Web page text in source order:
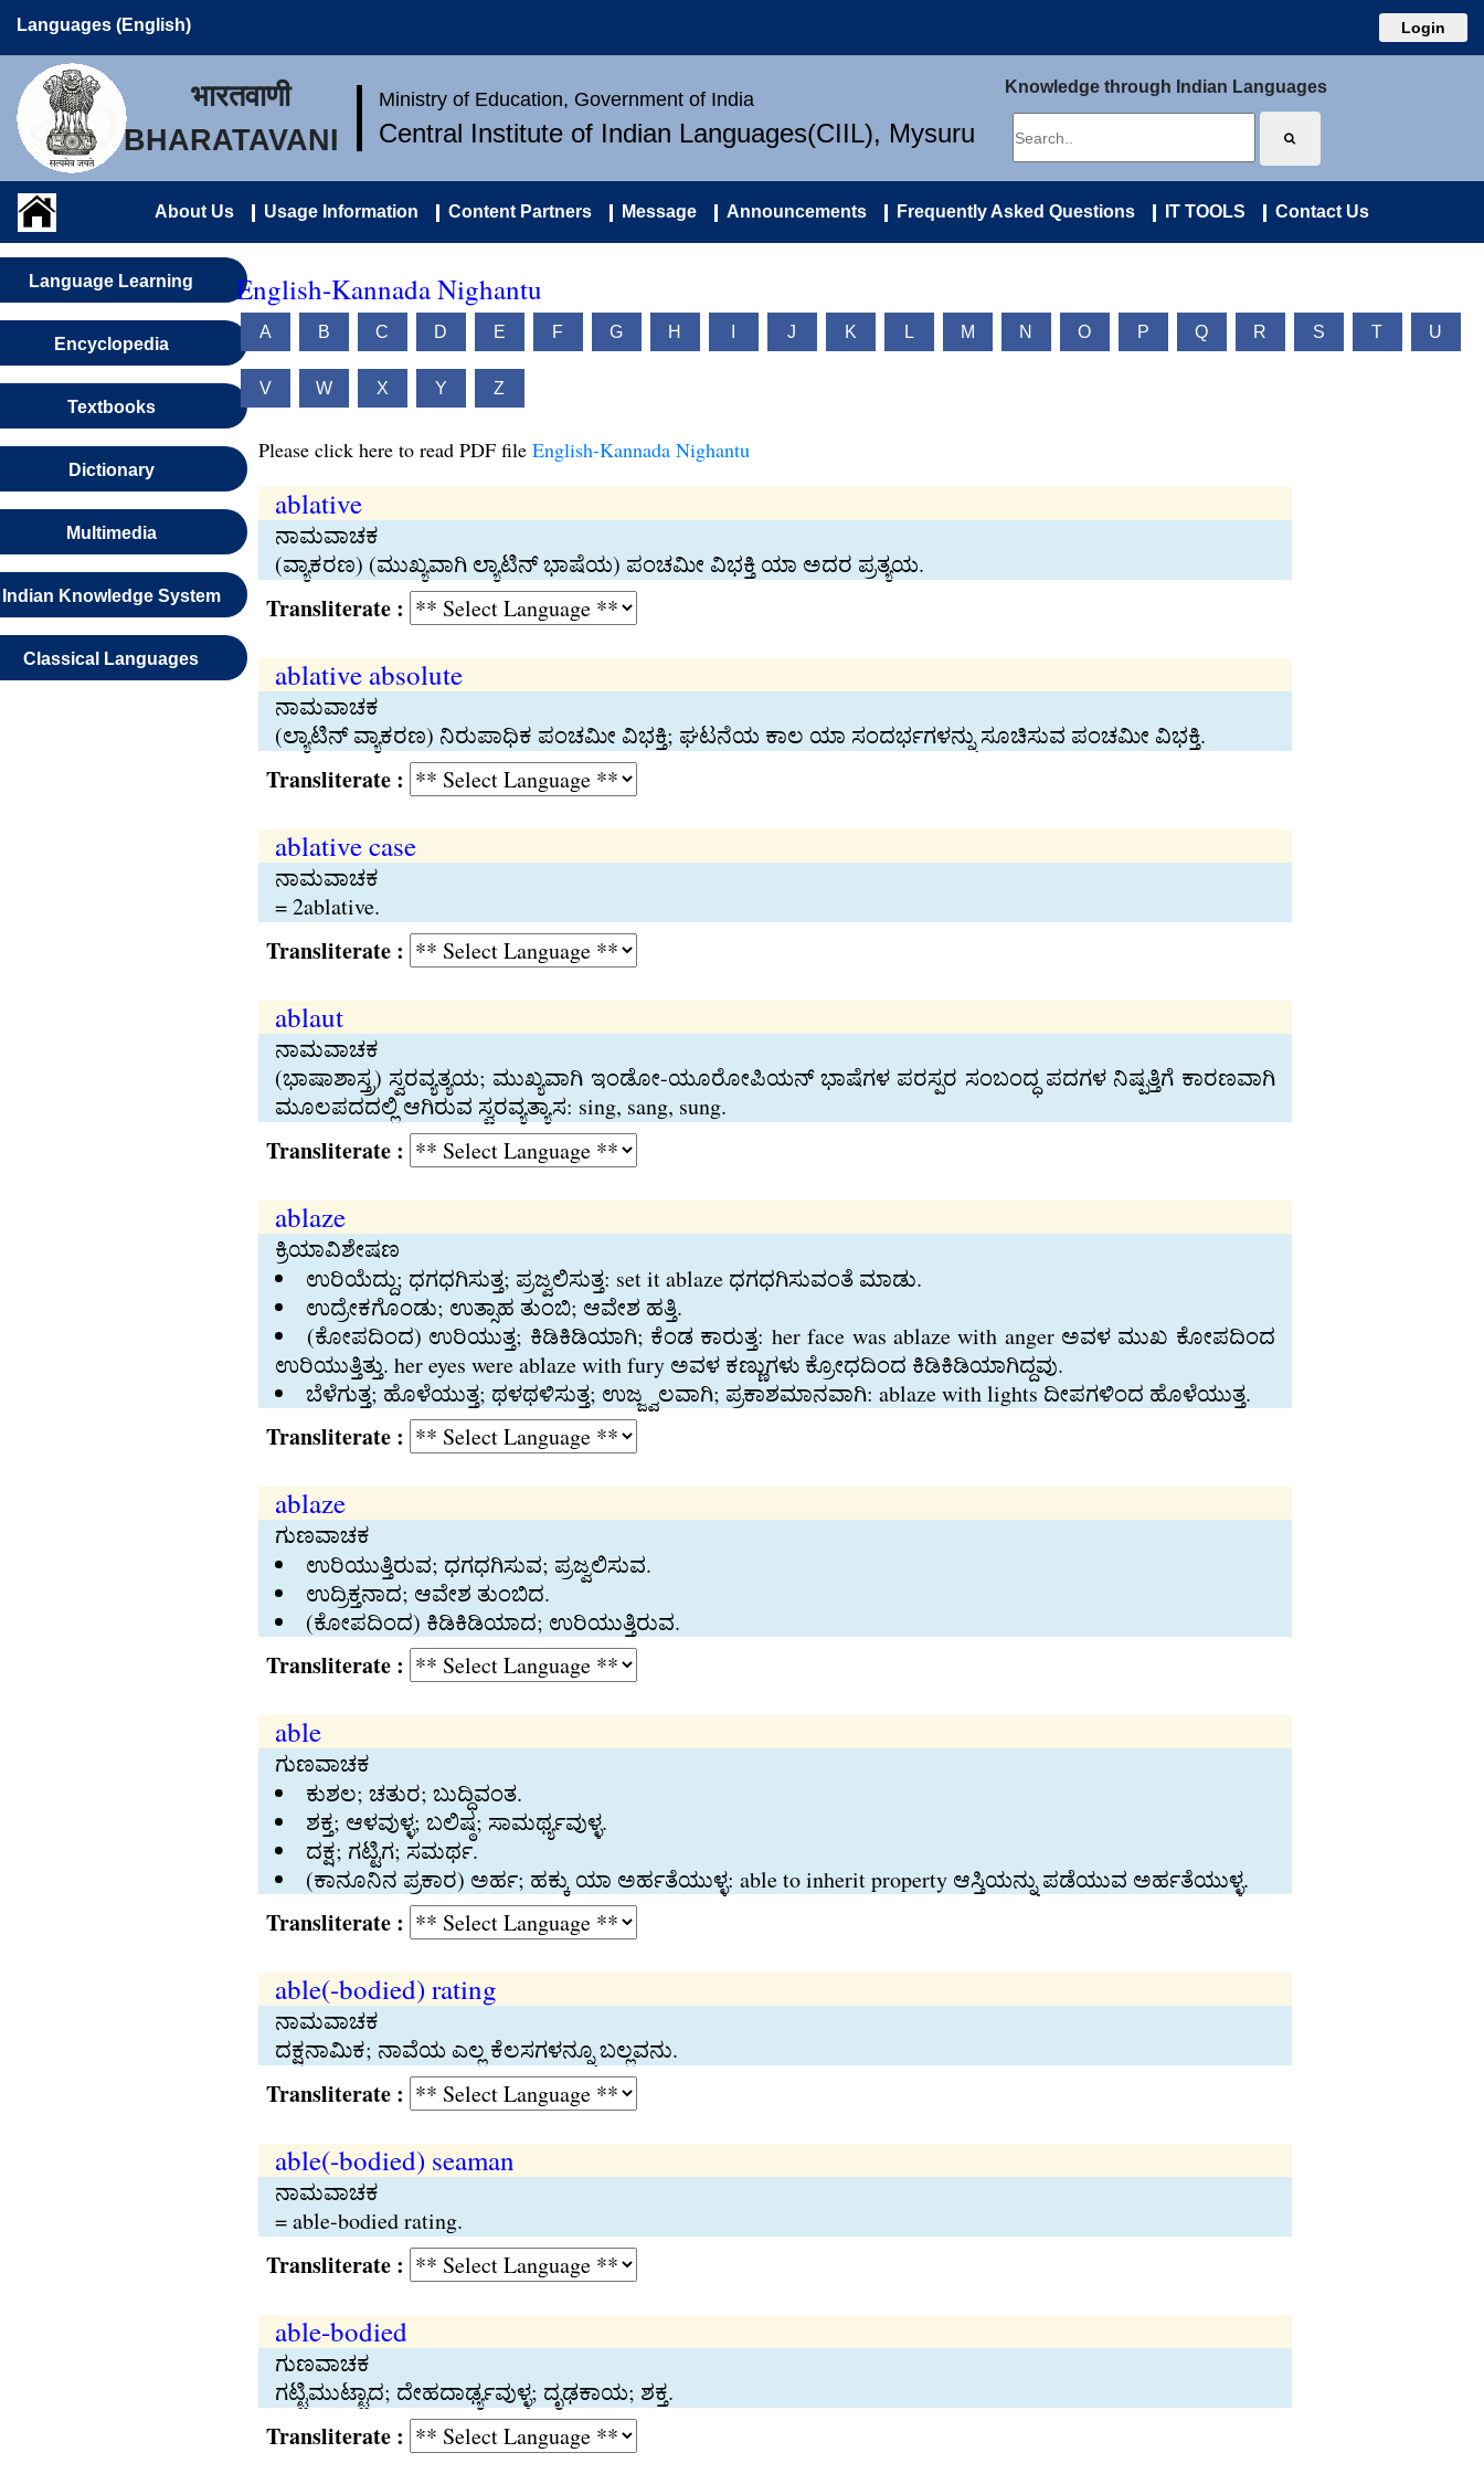
Languages (English) Login
भारतवाणी
BHARATAVANI
Ministry of Education, Government of India
Central Institute of Indian Languages(CIIL), Mysuru
Knowledge through Indian Languages
About Us Usage Information Content Partners Message Announcements Frequently Asked Questions IT TOOLS Contact Us
Language Learning
Encyclopedia
Textbooks
Dictionary
Multimedia
Indian Knowledge System
Classical Languages
English-Kannada Nighantu
A B C D E F G H J K L M N O P Q R S T U
V W X Y Z
Please click here to read PDF file English-Kannada Nighantu
ablative
ನಾಮವಾಚಕ
(ವ್ಯಾಕರಣ) (ಮುಖ್ಯವಾಗಿ ಲ್ಯಾಟಿನ್‍ ಭಾಷೆಯ) ಪಂಚಮೀ ವಿಭಕ್ತಿ ಯಾ ಅದರ ಪ್ರತ್ಯಯ.
Transliterate :
ablative absolute
ನಾಮವಾಚಕ
(ಲ್ಯಾಟಿನ್‍ ವ್ಯಾಕರಣ) ನಿರುಪಾಧಿಕ ಪಂಚಮೀ ವಿಭಕ್ತಿ; ಘಟನೆಯ ಕಾಲ ಯಾ ಸಂದರ್ಭಗಳನ್ನು ಸೂಚಿಸುವ ಪಂಚಮೀ ವಿಭಕ್ತಿ.
Transliterate :
ablative case
ನಾಮವಾಚಕ
= 2ablative.
Transliterate :
ablaut
ನಾಮವಾಚಕ
(ಭಾಷಾಶಾಸ್ತ್ರ) ಸ್ವರವ್ಯತ್ಯಯ; ಮುಖ್ಯವಾಗಿ ಇಂಡೋ-ಯೂರೋಪಿಯನ್‍ ಭಾಷೆಗಳ ಪರಸ್ಪರ ಸಂಬಂದ್ಧ ಪದಗಳ ನಿಷ್ಪತ್ತಿಗೆ ಕಾರಣವಾಗಿ
ಮೂಲಪದದಲ್ಲಿ ಆಗಿರುವ ಸ್ವರವ್ಯತ್ಯಾಸ: sing, sang, sung.
Transliterate :
ablaze
ಕ್ರಿಯಾವಿಶೇಷಣ
ಉರಿಯೆದ್ದು; ಧಗಧಗಿಸುತ್ತ; ಪ್ರಜ್ವಲಿಸುತ್ತ: set it ablaze ಧಗಧಗಿಸುವಂತೆ ಮಾಡು.
ಉದ್ರೇಕಗೊಂಡು; ಉತ್ಸಾಹ ತುಂಬಿ; ಆವೇಶ ಹತ್ತಿ.
(ಕೋಪದಿಂದ) ಉರಿಯುತ್ತ; ಕಿಡಿಕಿಡಿಯಾಗಿ; ಕೆಂಡ ಕಾರುತ್ತ: her face was ablaze with anger ಅವಳ ಮುಖ ಕೋಪದಿಂದ
ಉರಿಯುತ್ತಿತ್ತು. her eyes were ablaze with fury ಅವಳ ಕಣ್ಣುಗಳು ಕ್ರೋಧದಿಂದ ಕಿಡಿಕಿಡಿಯಾಗಿದ್ದವು.
ಬೆಳೆಗುತ್ತ; ಹೊಳೆಯುತ್ತ; ಥಳಥಳಿಸುತ್ತ; ಉಜ್ಜ್ವಲವಾಗಿ; ಪ್ರಕಾಶಮಾನವಾಗಿ: ablaze with lights ದೀಪಗಳಿಂದ ಹೊಳೆಯುತ್ತ.
Transliterate :
ablaze
ಗುಣವಾಚಕ
ಉರಿಯುತ್ತಿರುವ; ಧಗಧಗಿಸುವ; ಪ್ರಜ್ವಲಿಸುವ.
ಉದ್ರಿಕ್ತನಾದ; ಆವೇಶ ತುಂಬಿದ.
(ಕೋಪದಿಂದ) ಕಿಡಿಕಿಡಿಯಾದ; ಉರಿಯುತ್ತಿರುವ.
Transliterate :
able
ಗುಣವಾಚಕ
ಕುಶಲ; ಚತುರ; ಬುದ್ಧಿವಂತ.
ಶಕ್ತ; ಆಳವುಳ್ಳ; ಬಲಿಷ್ಠ; ಸಾಮರ್ಥ್ಯವುಳ್ಳ.
ದಕ್ಷ; ಗಟ್ಟಿಗ; ಸಮರ್ಥ.
(ಕಾನೂನಿನ ಪ್ರಕಾರ) ಅರ್ಹ; ಹಕ್ಕು ಯಾ ಅರ್ಹತೆಯುಳ್ಳ: able to inherit property ಆಸ್ತಿಯನ್ನು ಪಡೆಯುವ ಅರ್ಹತೆಯುಳ್ಳ.
Transliterate :
able(-bodied) rating
ನಾಮವಾಚಕ
ದಕ್ಷನಾಮಿಕ; ನಾವೆಯ ಎಲ್ಲ ಕೆಲಸಗಳನ್ನೂ ಬಲ್ಲವನು.
Transliterate :
able(-bodied) seaman
ನಾಮವಾಚಕ
= able-bodied rating.
Transliterate :
able-bodied
ಗುಣವಾಚಕ
ಗಟ್ಟಿಮುಟ್ಟಾದ; ದೇಹದಾರ್ಢ್ಯವುಳ್ಳ; ದೃಢಕಾಯ; ಶಕ್ತ.
Transliterate :